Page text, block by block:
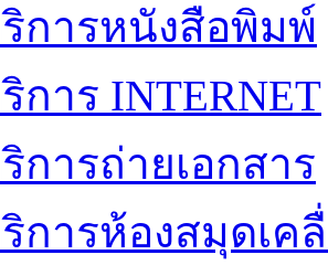
การหนังสือพิมพ์
การ INTERNET
การถ่ายเอกสาร
การห้องสมุดเค